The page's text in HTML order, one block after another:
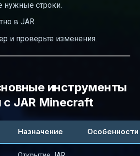
нужные строки.
в JAR.
и проверьте изменения.
инструменты
JAR Minecraft
Назначение Особенности